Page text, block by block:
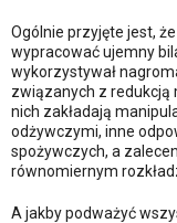
Ogólnie przyjęte jest,
wypracować ujemny
wykorzystywał
związanych z redukcją
nich zakładają
odżywczymi, inne
spożywczych, a
równomiernym
A jakby podważyć